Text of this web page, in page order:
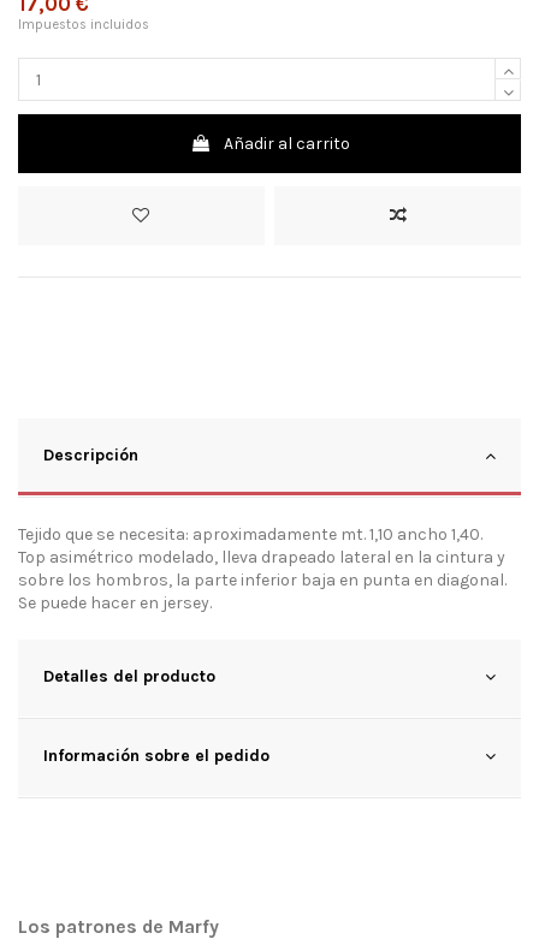
Impuestos incluidos
Añadir al carrito
Descripción
Tejido que se necesita: aproximadamente mt. 1,10 ancho 1,40.
Top asimétrico modelado, lleva drapeado lateral en la cintura y
sobre los hombros, la parte inferior baja en punta en diagonal.
Se puede hacer en jersey.
Detalles del producto
Información sobre el pedido
Los patrones de Marfy